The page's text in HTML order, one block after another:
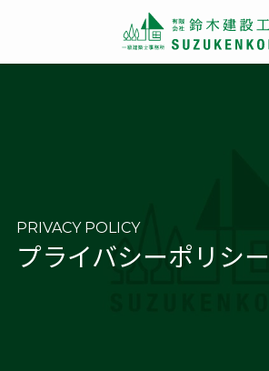
PRIVACY POLICY
プライバシーポリシー